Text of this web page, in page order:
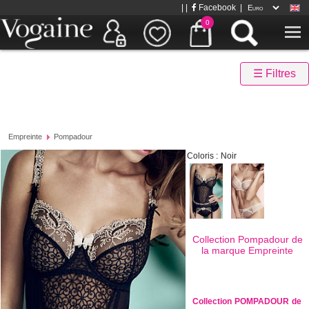
0
Facebook
☰ Filtres
Empreinte Pompadour
Coloris : Noir
Collection Pompadour de
la marque Empreinte
Collection POMPADOUR de